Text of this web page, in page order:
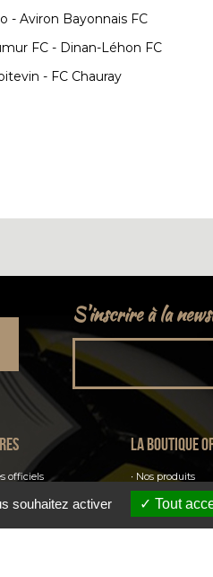
- Aviron Bayonnais FC
FC - Dinan-Léhon FC
- FC Chauray
S'inscrire à la
officiels
La boutique
Nos produits
Billetterie
souhaitez activer Tout